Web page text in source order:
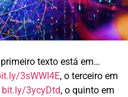
texto está em…
3sWWI4E, o terceiro em
bit.ly/3ycyDtd, o quinto em